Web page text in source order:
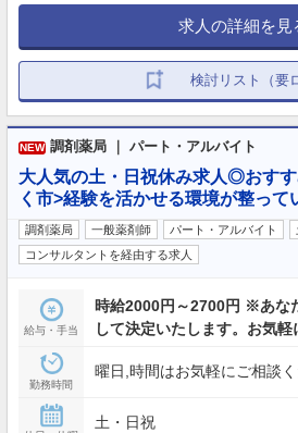
求人の詳細を見
検討リスト（要
NEW 調剤薬局 ｜ パート・アルバイト
大人気の土・日祝休み求人◎おす
く市>経験を活かせる環境が整って
調剤薬局 一般薬剤師 パート・アルバイト
コンサルタントを経由する求人
給与・手当
時給2000円～2700円 ※あな
して決定いたします。お気軽
勤務時間
曜日,時間はお気軽にご相談
土・日祝